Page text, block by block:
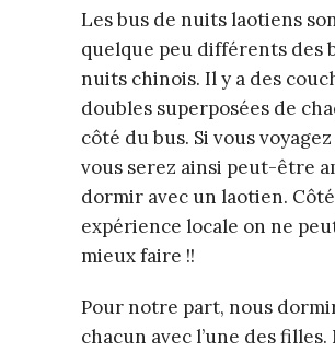
Les bus de nuits laotiens
quelque peu différents des
nuits chinois. Il y a des
doubles superposées de
côté du bus. Si vous
vous serez ainsi peut-être
dormir avec un laotien. Côté
expérience locale on ne
mieux faire !!
Pour notre part, nous
chacun avec l’une des filles.